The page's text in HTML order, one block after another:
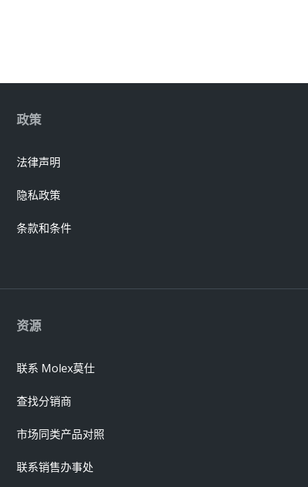
资源
联系 Molex莫仕
查找分销商
市场同类产品对照
联系销售办事处
政策
法律声明
隐私政策
条款和条件